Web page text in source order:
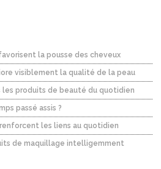
la pousse des cheveux
visiblement la qualité de la peau
les produits de beauté du quotidien
passé assis ?
les liens au quotidien
de maquillage intelligemment